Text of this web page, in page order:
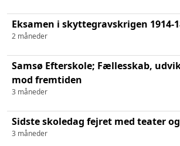
Eksamen i skyttegravskrigen 1914-
2 måneder
Samsø Efterskole; Fællesskab,
mod fremtiden
3 måneder
Sidste skoledag fejret med teater
3 måneder